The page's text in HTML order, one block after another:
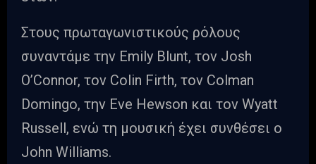
Στους πρωταγωνιστικούς ρόλους
συναντάμε την Emily Blunt, τον Josh
O’Connor, τον Colin Firth, τον Colman
Domingo, την Eve Hewson και τον Wyatt
Russell, ενώ τη μουσική έχει συνθέσει ο
John Williams.